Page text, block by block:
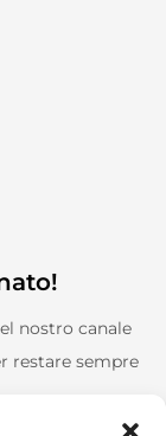
nostro canale
restare sempre